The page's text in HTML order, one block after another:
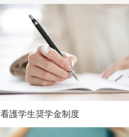
看護学生奨学金制度